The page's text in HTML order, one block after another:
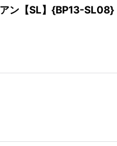
ン【SL】{BP13-SL08}